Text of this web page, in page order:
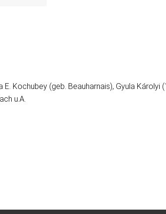
Kochubey (geb. Beauharnais), Gyula Károlyi
u.A.